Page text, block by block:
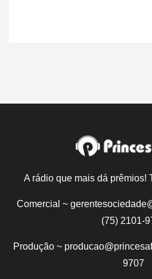
A rádio que mais dá prêmios!
Comercial ~
(75) 2101-
Produção ~
9707